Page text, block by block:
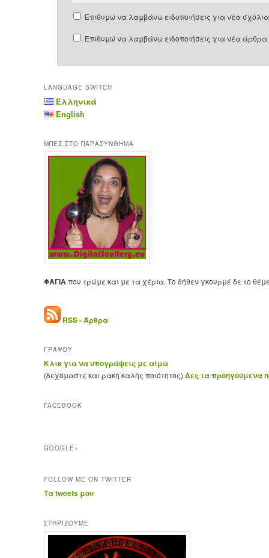
Επιθυμώ να λαμβάνω ειδοποιήσεις για νέα
Επιθυμώ να λαμβάνω ειδοποιήσεις για νέα
LANGUAGE SWITCH
Ελληνικά
English
ΜΠΕΣ ΣΤΟ ΠΑΡΑΣΥΝΘΗΜΑ
ΦΑΓΙΑπου τρώμε και με τα χέρια. Το δήθεν γκουρμέ δε το
RSS - Άρθρα
ΓΡΑΨΟΥ
Κλικ για να υπογράψεις με αίμα
(δεχόμαστε και ρακή καλής ποιότητος) Δες τα προηγούμενα
FACEBOOK
GOOGLE+
FOLLOW ME ON TWITTER
Τα tweets μου
ΣΤΗΡΊΖΟΥΜΕ